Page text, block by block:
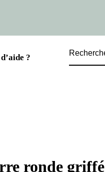
?
ronde griffé